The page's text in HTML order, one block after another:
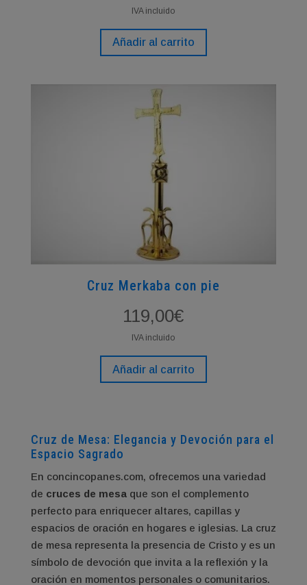
IVA incluido
Añadir al carrito
Cruz Merkaba con pie
119,00€
IVA incluido
Añadir al carrito
Cruz de Mesa: Elegancia y Devoción para el
Espacio Sagrado
En concincopanes.com, ofrecemos una variedad
de cruces de mesaque son el complemento
perfecto para enriquecer altares, capillas y
espacios de oración en hogares e iglesias. La cruz
de mesa representa la presencia de Cristo y es un
símbolo de devoción que invita a la reflexión y la
oración en momentos personales o comunitarios.